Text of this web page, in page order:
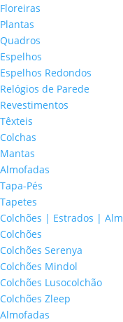
Floreiras
Plantas
Quadros
Espelhos
Espelhos Redondos
Relógios de Parede
Revestimentos
Têxteis
Colchas
Mantas
Almofadas
Tapa-Pés
Tapetes
Colchões | Estrados |
Colchões
Colchões Serenya
Colchões Mindol
Colchões Lusocolchão
Colchões Zleep
Almofadas